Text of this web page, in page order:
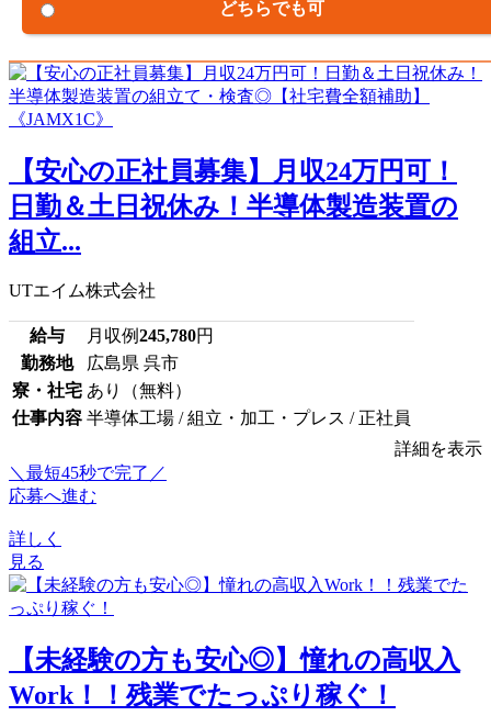
どちらでも可
【安心の正社員募集】月収24万円可！
日勤＆土日祝休み！半導体製造装置の
組立...
UTエイム株式会社
給与 月収例245,780円
勤務地
広島県 呉市
寮・社宅 あり（無料）
仕事内容 半導体工場 / 組立・加工・プレス / 正社員
詳細を表示
＼最短45秒で完了／
応募へ進む
詳しく
見る
【未経験の方も安心◎】憧れの高収入
Work！！残業でたっぷり稼ぐ！